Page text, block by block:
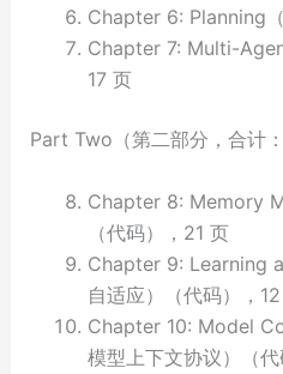
Chapter 6: Planning
Chapter 7: Multi-
17 页
Part Two（第二部分，合计：
Chapter 8: Memory
（代码），21 页
Chapter 9: Learning
自适应）（代码），
Chapter 10: Model
模型上下文协议）（